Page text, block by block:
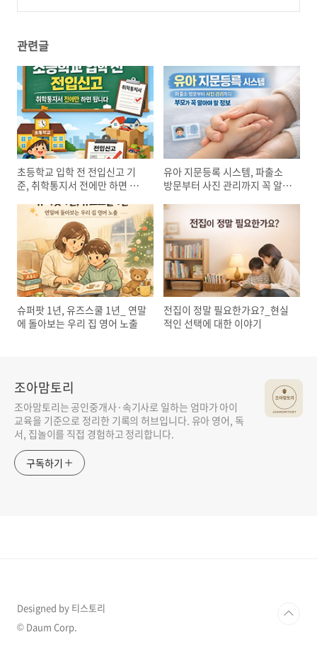
관련글
초등학교 입학 전 전입신고 기
준, 취학통지서 전에만 하면 됩
유아 지문등록 시스템, 파출소
방문부터 사진 관리까지 꼭 알아
슈퍼팟 1년, 유즈스쿨 1년_ 연말
에 돌아보는 우리 집 영어 노출
전집이 정말 필요한가요?_현실
적인 선택에 대한 이야기
조아맘토리
조아맘토리는 공인중개사·속기사로 일하는 엄마가 아이
교육을 기준으로 정리한 기록의 허브입니다. 유아 영어, 독
서, 집놀이를 직접 경험하고 정리합니다.
구독하기
Designed by 티스토리
© Daum Corp.